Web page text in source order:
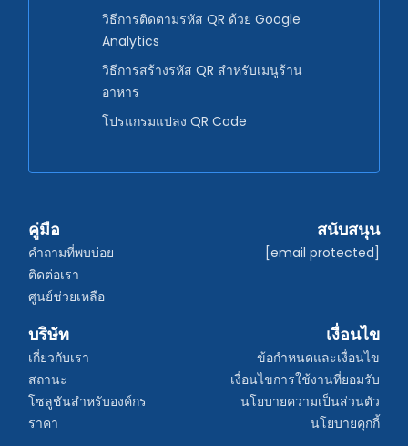
วิธีการติดตามรหัส QR ด้วย Google
Analytics
วิธีการสร้างรหัส QR สำหรับเมนูร้าน
อาหาร
โปรแกรมแปลง QR Code
คู่มือ
คำถามที่พบบ่อย
ติดต่อเรา
ศูนย์ช่วยเหลือ
สนับสนุน
[email protected]
บริษัท
เกี่ยวกับเรา
สถานะ
โซลูชันสำหรับองค์กร
ราคา
เงื่อนไข
ข้อกำหนดและเงื่อนไข
เงื่อนไขการใช้งานที่ยอมรับ
นโยบายความเป็นส่วนตัว
นโยบายคุกกี้